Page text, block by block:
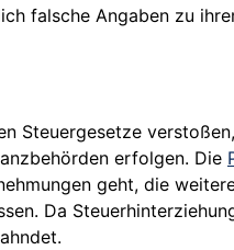
falsche Angaben zu
Steuergesetze
erfolgen. Die
geht, die
Da